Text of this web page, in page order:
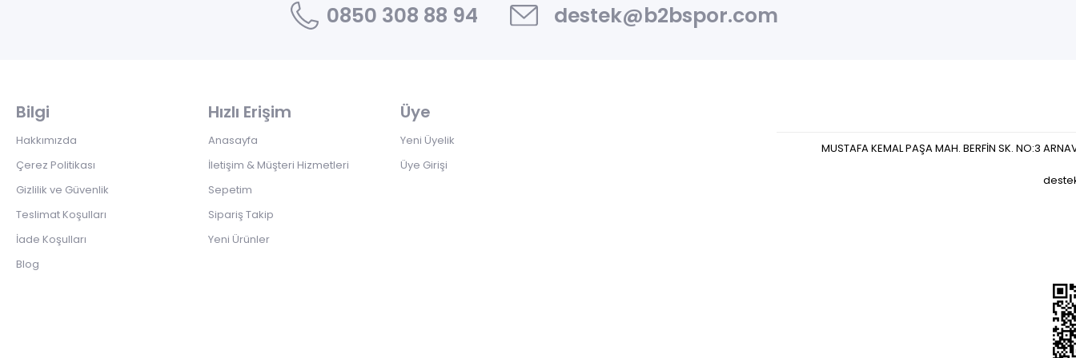
0850 308 88 94 destek@b2bspor.com
Bilgi
Hakkımızda
Çerez Politikası
Gizlilik ve Güvenlik
Teslimat Koşulları
İade Koşulları
Blog
Hızlı Erişim
Anasayfa
İletişim & Müşteri Hizmetleri
Sepetim
Sipariş Takip
Yeni Ürünler
Üye
Yeni Üyelik
Üye Girişi
MUSTAFA KEMAL PAŞA MAH. BERFİN SK. NO:3